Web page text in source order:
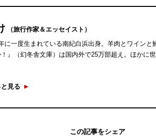
（旅行作家＆エッセイスト）
に一度生まれている南紀白浜出身。羊肉とワイン
！』（幻冬舎文庫）は国内外で25万部超え。ほか
見る
この記事をシェア